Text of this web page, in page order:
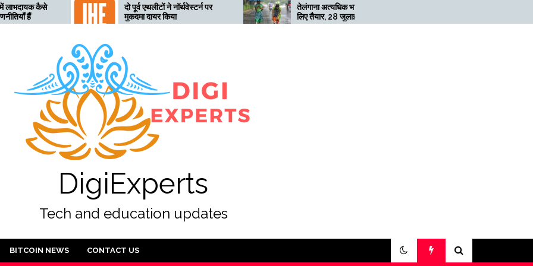
दो पूर्व एथलीटों ने नॉर्थवेस्टर्न पर
मुकदमा दायर किया
तेलंगाना अत्यधिक भारी बारिश के
लिए तैयार, 28 जुलाई तक ‘रेड’
अलर्ट जारी
नहीं हुई तो खनन लाभदायक नहीं है
DigiExperts
Tech and education updates
BITCOIN NEWS CONTACT US